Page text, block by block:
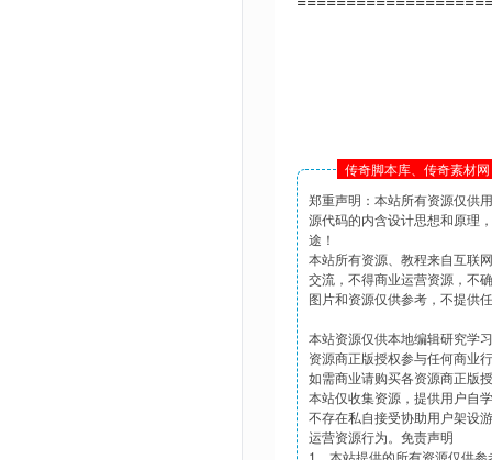
传奇脚本库、传奇素材
郑重声明：本站所有资源仅供
源代码的内含设计思想和原理
途！
本站所有资源、教程来自互联
交流，不得商业运营资源，不
图片和资源仅供参考，不提供
本站资源仅供本地编辑研究学
资源商正版授权参与任何商业
如需商业请购买各资源商正版
本站仅收集资源，提供用户自
不存在私自接受协助用户架设
运营资源行为。免责声明
1、本站提供的所有资源仅供